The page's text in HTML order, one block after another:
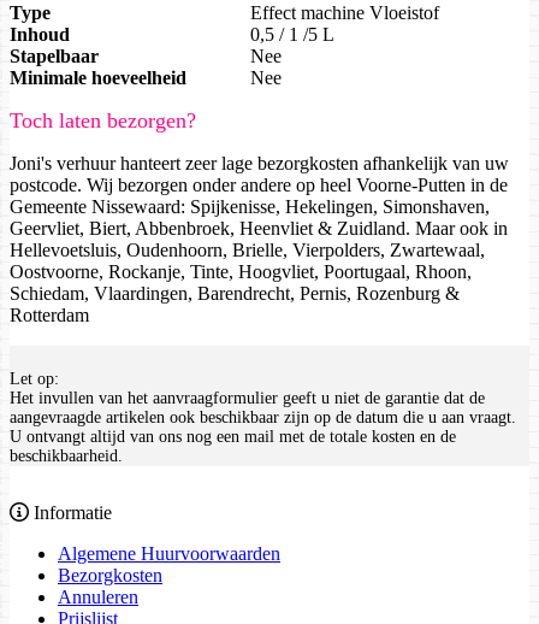
Type
Effect machine Vloeistof
Inhoud
0,5 / 1 /5 L
Stapelbaar
Nee
Minimale hoeveelheid
Nee
Toch laten bezorgen?
Joni's verhuur hanteert zeer lage bezorgkosten afhankelijk van uw
postcode. Wij bezorgen onder andere op heel Voorne-Putten in de
Gemeente Nissewaard: Spijkenisse, Hekelingen, Simonshaven,
Geervliet, Biert, Abbenbroek, Heenvliet & Zuidland. Maar ook in
Hellevoetsluis, Oudenhoorn, Brielle, Vierpolders, Zwartewaal,
Oostvoorne, Rockanje, Tinte, Hoogvliet, Poortugaal, Rhoon,
Schiedam, Vlaardingen, Barendrecht, Pernis, Rozenburg &
Rotterdam
Let op:
Het invullen van het aanvraagformulier geeft u niet de garantie dat de
aangevraagde artikelen ook beschikbaar zijn op de datum die u aan vraagt.
U ontvangt altijd van ons nog een mail met de totale kosten en de
beschikbaarheid.
Informatie
Algemene Huurvoorwaarden
Bezorgkosten
Annuleren
Prijslijst